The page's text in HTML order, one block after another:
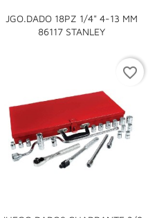
JGO.DADO 18PZ 1/4" 4-13 MM
86117 STANLEY

favorite_border